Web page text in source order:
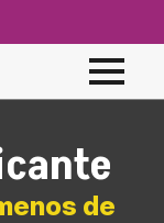
de